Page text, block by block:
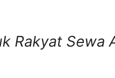
Rakyat Sewa